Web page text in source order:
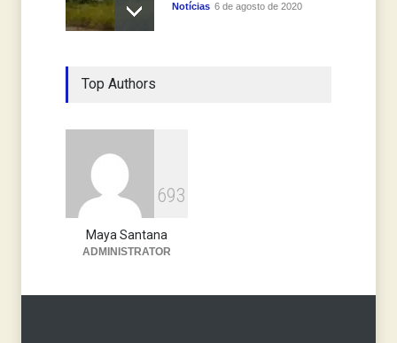
Notícias 6 de agosto de 2020
Top Authors
693
Maya Santana
ADMINISTRATOR